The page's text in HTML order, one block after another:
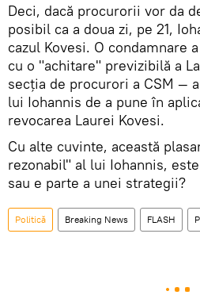
Deci, dacă procurorii vor da
posibil ca a doua zi, pe 21,
cazul Kovesi. O condamnare
cu o "achitare" previzibilă a
secția de procurori a CSM —
lui Iohannis de a pune în
revocarea Laurei Kovesi.
Cu alte cuvinte, această
rezonabil" al lui Iohannis,
sau e parte a unei strategii?
Politică Breaking News FLASH